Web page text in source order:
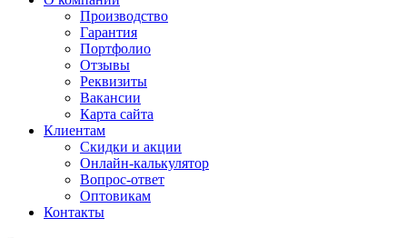
Производство
Гарантия
Портфолио
Отзывы
Реквизиты
Вакансии
Карта сайта
Клиентам
Скидки и акции
Онлайн-калькулятор
Вопрос-ответ
Оптовикам
Контакты